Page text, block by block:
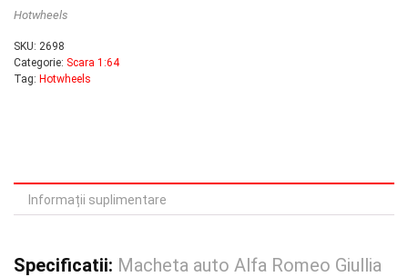
Hotwheels
SKU: 2698
Categorie: Scara 1:64
Tag: Hotwheels
Informații suplimentare
Specificatii: Macheta auto Alfa Romeo Giullia